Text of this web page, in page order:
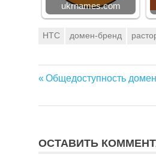
ukrnames.com
HTC домен-бренд
записям
Предыдущая
Общедоступность
ОСТАВИТЬ